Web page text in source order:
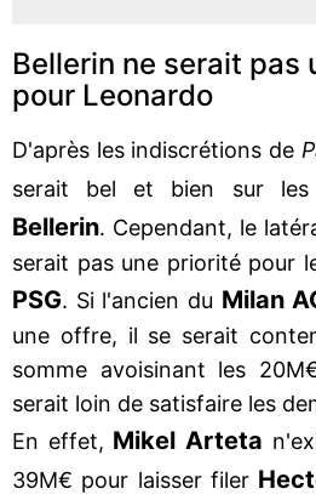
Bellerin ne serait pas
pour Leonardo
D'après les indiscrétions de
serait bel et bien sur
Bellerin. Cependant, le
serait pas une priorité pour
PSG. Si l'ancien du Milan
une offre, il se serait
somme avoisinant les
serait loin de satisfaire les
En effet, Mikel Arteta
39M€ pour laisser filer